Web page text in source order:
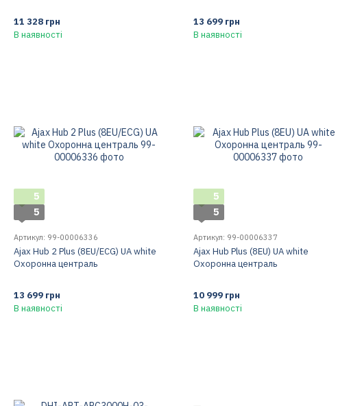
11 328 грн
В наявності
13 699 грн
В наявності
5
5
Артикул: 99-00006336
Ajax Hub 2 Plus (8EU/ECG) UA white
Охоронна централь
13 699 грн
В наявності
5
5
Артикул: 99-00006337
Ajax Hub Plus (8EU) UA white
Охоронна централь
10 999 грн
В наявності